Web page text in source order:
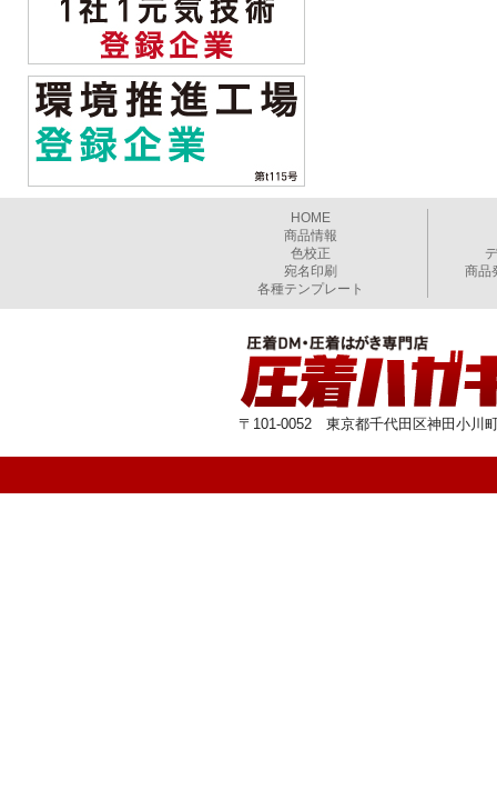
HOME
商品情報
色校正
宛名印刷
各種テンプレート
商品
〒101-0052 東京都千代田区神田小川